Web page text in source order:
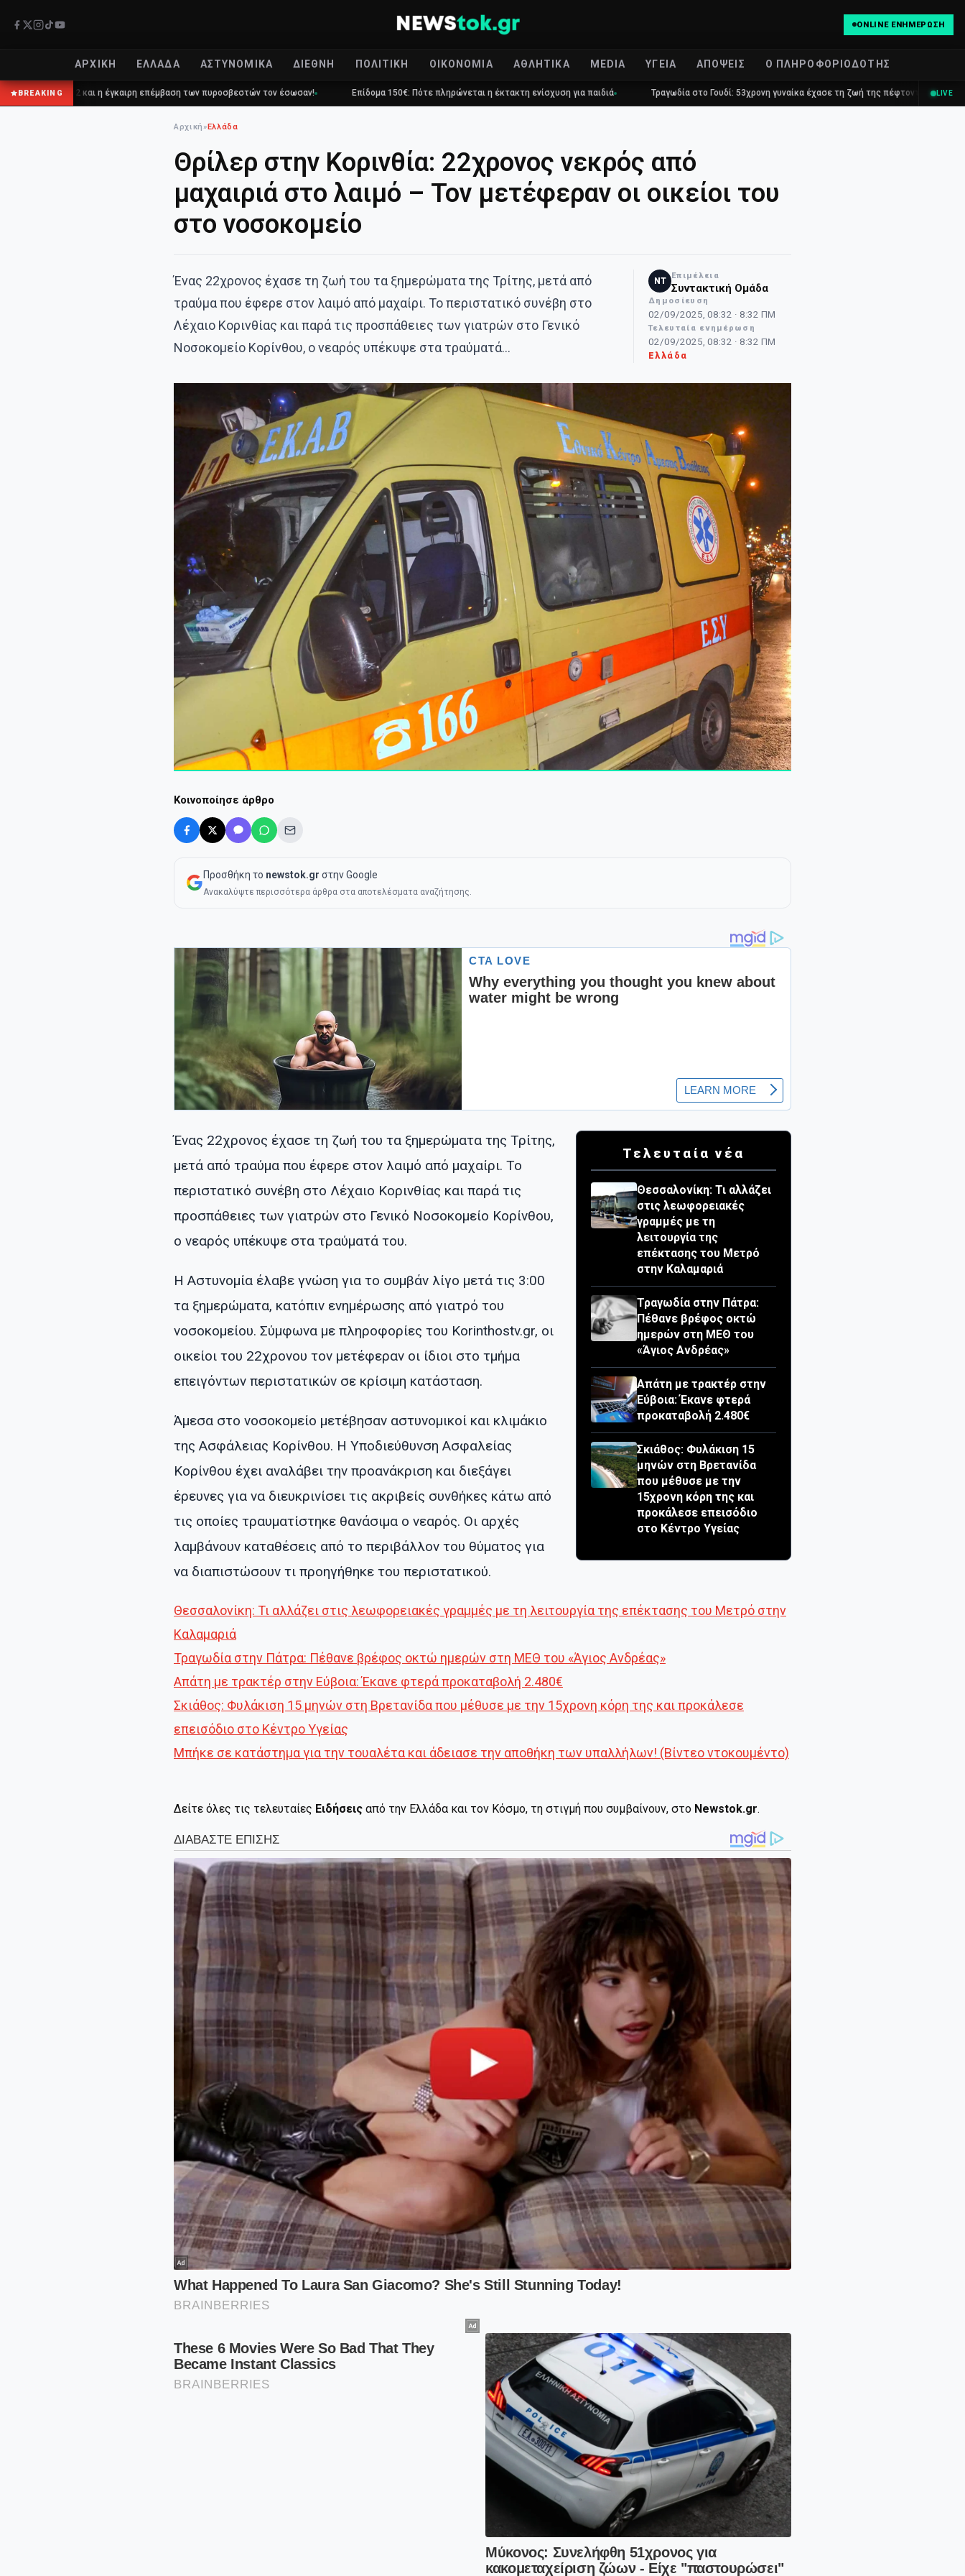
ONLINE ΕΝΗΜΈΡΩΣΗ
ΑΡΧΙΚΉ ΕΛΛΆΔΑ ΑΣΤΥΝΟΜΙΚΆ ΔΙΕΘΝΉ ΠΟΛΙΤΙΚΉ ΟΙΚΟΝΟΜΊΑ ΑΘΛΗΤΙΚΆ MEDIA ΥΓΕΊΑ ΑΠΌΨΕΙΣ Ο ΠΛΗΡΟΦΟΡΙΟΔΌΤΗΣ
BREAKING
112 και η έγκαιρη επέμβαση των πυροσβεστών τον έσωσαν! Επίδομα 150€: Πότε πληρώνεται η έκτακτη ενίσχυση για παιδιά Τραγωδία στο Γουδί: 53χρονη γυναίκα έχασε τη ζωή της πέφτοντας στο κενό από τον
LIVE
Αρχική »Ελλάδα
Θρίλερ στην Κορινθία: 22χρονος νεκρός από
μαχαιριά στο λαιμό – Τον μετέφεραν οι οικείοι του
στο νοσοκομείο
Ένας 22χρονος έχασε τη ζωή του τα ξημερώματα της Τρίτης, μετά από
τραύμα που έφερε στον λαιμό από μαχαίρι. Το περιστατικό συνέβη στο
Λέχαιο Κορινθίας και παρά τις προσπάθειες των γιατρών στο Γενικό
Νοσοκομείο Κορίνθου, ο νεαρός υπέκυψε στα τραύματά…
NT Επιμέλεια
Συντακτική Ομάδα
Δημοσίευση
02/09/2025, 08:32 · 8:32 ΠΜ
Τελευταία ενημέρωση
02/09/2025, 08:32 · 8:32 ΠΜ
Ελλάδα
Κοινοποίησε άρθρο
Προσθήκη το newstok.gr στην Google
Ανακαλύψτε περισσότερα άρθρα στα αποτελέσματα αναζήτησης.
Τελευταία νέα
Θεσσαλονίκη: Τι αλλάζει
στις λεωφορειακές
γραμμές με τη
λειτουργία της
επέκτασης του Μετρό
στην Καλαμαριά
Τραγωδία στην Πάτρα:
Πέθανε βρέφος οκτώ
ημερών στη ΜΕΘ του
«Άγιος Ανδρέας»
Απάτη με τρακτέρ στην
Εύβοια: Έκανε φτερά
προκαταβολή 2.480€
Σκιάθος: Φυλάκιση 15
μηνών στη Βρετανίδα
που μέθυσε με την
15χρονη κόρη της και
προκάλεσε επεισόδιο
στο Κέντρο Υγείας
Ένας 22χρονος έχασε τη ζωή του τα ξημερώματα της Τρίτης,
μετά από τραύμα που έφερε στον λαιμό από μαχαίρι. Το
περιστατικό συνέβη στο Λέχαιο Κορινθίας και παρά τις
προσπάθειες των γιατρών στο Γενικό Νοσοκομείο Κορίνθου,
ο νεαρός υπέκυψε στα τραύματά του.
Η Αστυνομία έλαβε γνώση για το συμβάν λίγο μετά τις 3:00
τα ξημερώματα, κατόπιν ενημέρωσης από γιατρό του
νοσοκομείου. Σύμφωνα με πληροφορίες του Korinthostv.gr, οι
οικείοι του 22χρονου τον μετέφεραν οι ίδιοι στο τμήμα
επειγόντων περιστατικών σε κρίσιμη κατάσταση.
Άμεσα στο νοσοκομείο μετέβησαν αστυνομικοί και κλιμάκιο
της Ασφάλειας Κορίνθου. Η Υποδιεύθυνση Ασφαλείας
Κορίνθου έχει αναλάβει την προανάκριση και διεξάγει
έρευνες για να διευκρινίσει τις ακριβείς συνθήκες κάτω από
τις οποίες τραυματίστηκε θανάσιμα ο νεαρός. Οι αρχές
λαμβάνουν καταθέσεις από το περιβάλλον του θύματος για
να διαπιστώσουν τι προηγήθηκε του περιστατικού.
Θεσσαλονίκη: Τι αλλάζει στις λεωφορειακές γραμμές με τη λειτουργία της επέκτασης του Μετρό στην
Καλαμαριά
Τραγωδία στην Πάτρα: Πέθανε βρέφος οκτώ ημερών στη ΜΕΘ του «Άγιος Ανδρέας»
Απάτη με τρακτέρ στην Εύβοια: Έκανε φτερά προκαταβολή 2.480€
Σκιάθος: Φυλάκιση 15 μηνών στη Βρετανίδα που μέθυσε με την 15χρονη κόρη της και προκάλεσε
επεισόδιο στο Κέντρο Υγείας
Μπήκε σε κατάστημα για την τουαλέτα και άδειασε την αποθήκη των υπαλλήλων! (Βίντεο ντοκουμέντο)
Δείτε όλες τις τελευταίες Ειδήσεις από την Ελλάδα και τον Κόσμο, τη στιγμή που συμβαίνουν, στο Newstok.gr.